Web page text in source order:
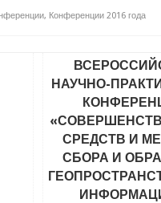
, Конференции 2016 года
НАУЧНО-
СРЕДСТВ И
СБОРА И